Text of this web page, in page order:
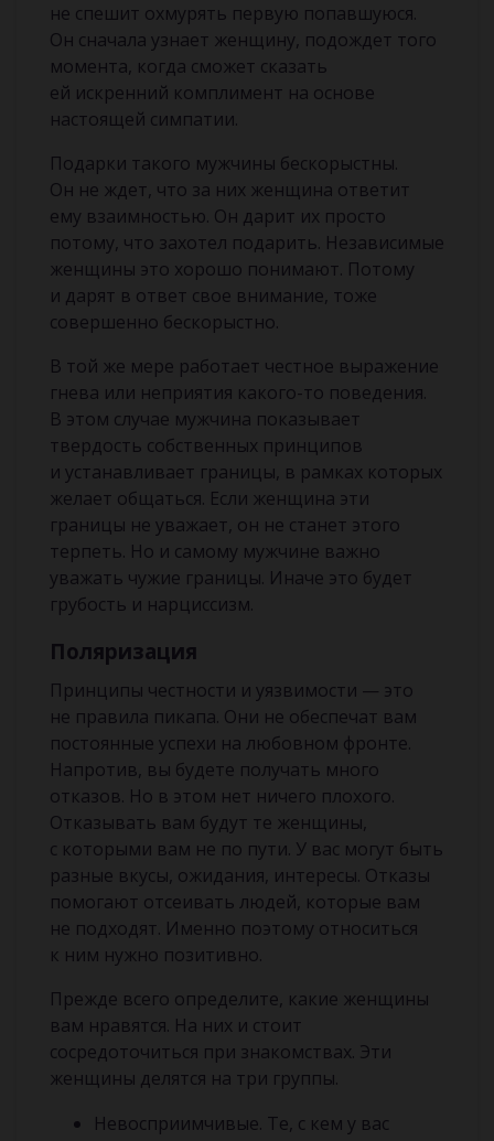
не спешит охмурять первую попавшуюся.
Он сначала узнает женщину, подождет того
момента, когда сможет сказать
ей искренний комплимент на основе
настоящей симпатии.
Подарки такого мужчины бескорыстны.
Он не ждет, что за них женщина ответит
ему взаимностью. Он дарит их просто
потому, что захотел подарить. Независимые
женщины это хорошо понимают. Потому
и дарят в ответ свое внимание, тоже
совершенно бескорыстно.
В той же мере работает честное выражение
гнева или неприятия какого-то поведения.
В этом случае мужчина показывает
твердость собственных принципов
и устанавливает границы, в рамках которых
желает общаться. Если женщина эти
границы не уважает, он не станет этого
терпеть. Но и самому мужчине важно
уважать чужие границы. Иначе это будет
грубость и нарциссизм.
Поляризация
Принципы честности и уязвимости — это
не правила пикапа. Они не обеспечат вам
постоянные успехи на любовном фронте.
Напротив, вы будете получать много
отказов. Но в этом нет ничего плохого.
Отказывать вам будут те женщины,
с которыми вам не по пути. У вас могут быть
разные вкусы, ожидания, интересы. Отказы
помогают отсеивать людей, которые вам
не подходят. Именно поэтому относиться
к ним нужно позитивно.
Прежде всего определите, какие женщины
вам нравятся. На них и стоит
сосредоточиться при знакомствах. Эти
женщины делятся на три группы.
Невосприимчивые. Те, с кем у вас